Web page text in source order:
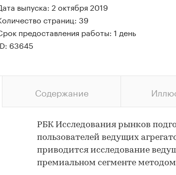
выпуска: 2 октября 2019
страниц: 39
предоставления работы: 1 день
63645
Содержание
РБК Исследования рынков
пользователей ведущих
приводится исследование
премиальном сегменте